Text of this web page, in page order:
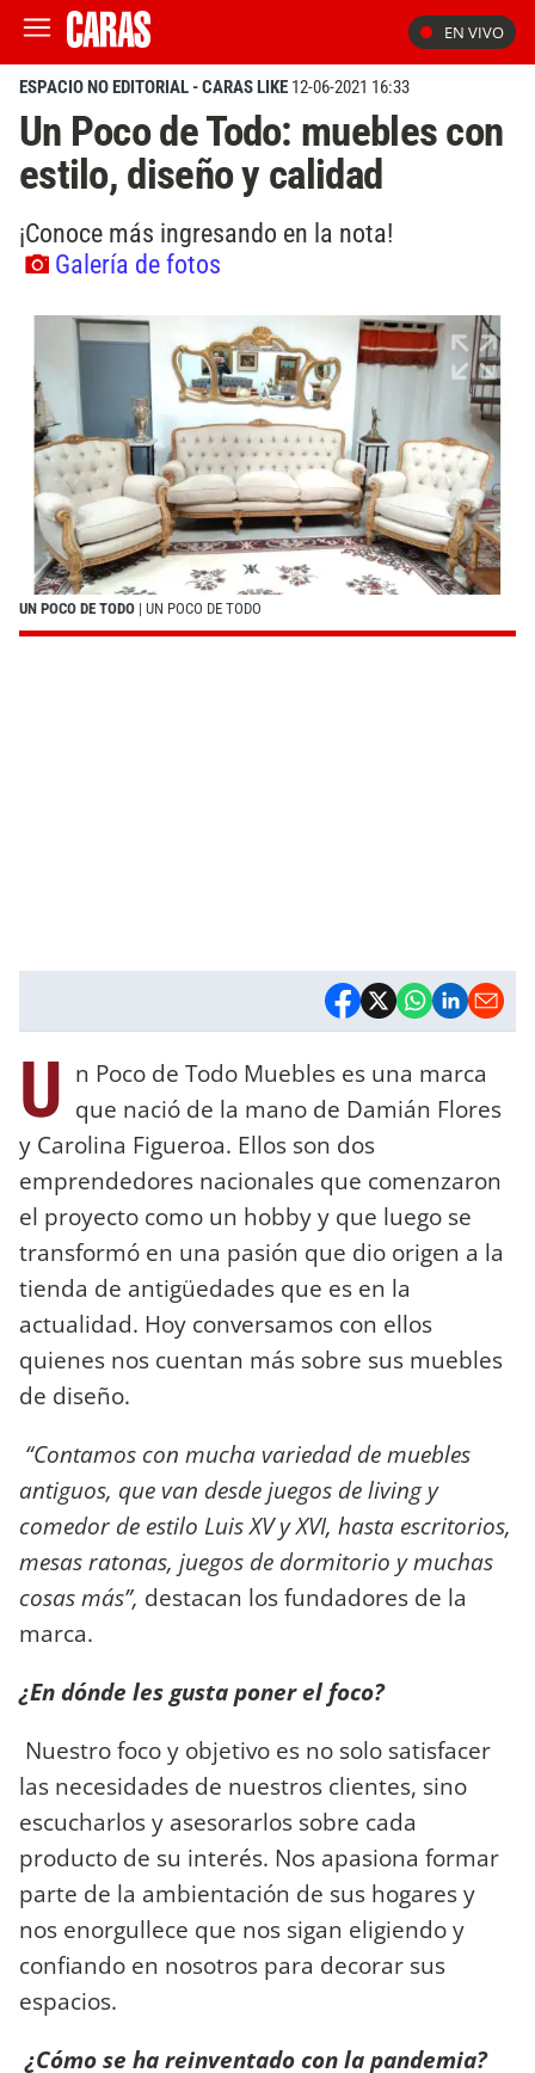
EN VIVO
ESPACIO NO EDITORIAL - CARAS LIKE 12-06-2021 16:33
Un Poco de Todo: muebles con
estilo, diseño y calidad
¡Conoce más ingresando en la nota!
Galería de fotos
UN POCO DE TODO | UN POCO DE TODO
U n Poco de Todo Muebles es una marca
que nació de la mano de Damián Flores
y Carolina Figueroa. Ellos son dos
emprendedores nacionales que comenzaron
el proyecto como un hobby y que luego se
transformó en una pasión que dio origen a la
tienda de antigüedades que es en la
actualidad. Hoy conversamos con ellos
quienes nos cuentan más sobre sus muebles
de diseño.
“Contamos con mucha variedad de muebles
antiguos, que van desde juegos de living y
comedor de estilo Luis XV y XVI, hasta escritorios,
mesas ratonas, juegos de dormitorio y muchas
cosas más”, destacan los fundadores de la
marca.
¿En dónde les gusta poner el foco?
Nuestro foco y objetivo es no solo satisfacer
las necesidades de nuestros clientes, sino
escucharlos y asesorarlos sobre cada
producto de su interés. Nos apasiona formar
parte de la ambientación de sus hogares y
nos enorgullece que nos sigan eligiendo y
confiando en nosotros para decorar sus
espacios.
¿Cómo se ha reinventado con la pandemia?